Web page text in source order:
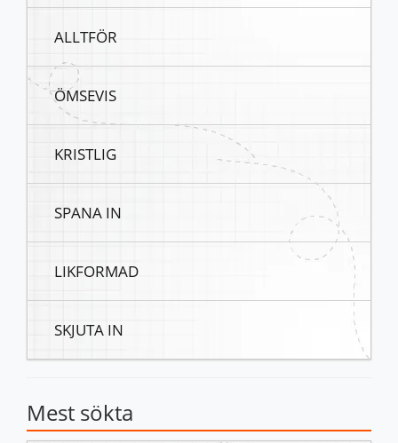
ALLTFÖR
ÖMSEVIS
KRISTLIG
SPANA IN
LIKFORMAD
SKJUTA IN
Mest sökta